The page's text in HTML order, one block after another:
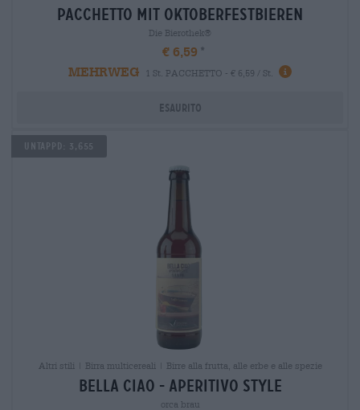
pacchetto mit oktoberfestbieren
Die Bierothek®
€ 6,59
MEHRWEG
1 St. PACCHETTO - € 6,59 / St.
Esaurito
Untappd: 3,655
Altri stili | Birra multicereali | Birre alla frutta, alle erbe e alle spezie
bella ciao - aperitivo style
orca brau